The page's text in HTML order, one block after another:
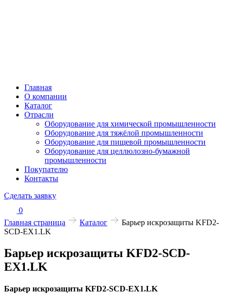
Главная
О компании
Каталог
Отрасли
Оборудование для химической промышленности
Оборудование для тяжёлой промышленности
Оборудование для пищевой промышленности
Оборудование для целлюлозно-бумажной
промышленности
Покупателю
Контакты
Сделать заявку
0
Главная страница
Каталог
Барьер искрозащиты KFD2-
SCD-EX1.LK
Барьер искрозащиты KFD2-SCD-
EX1.LK
Барьер искрозащиты KFD2-SCD-EX1.LK